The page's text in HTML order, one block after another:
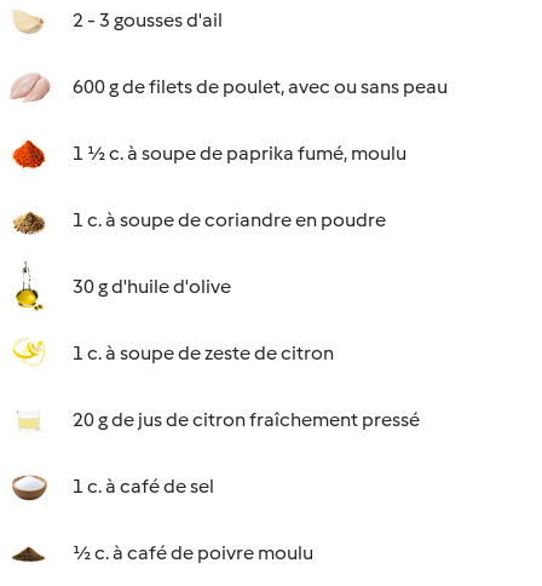
2 - 3 gousses d'ail
600 g de filets de poulet, avec ou sans peau
1 ½ c. à soupe de paprika fumé, moulu
1 c. à soupe de coriandre en poudre
30 g d'huile d'olive
1 c. à soupe de zeste de citron
20 g de jus de citron fraîchement pressé
1 c. à café de sel
½ c. à café de poivre moulu